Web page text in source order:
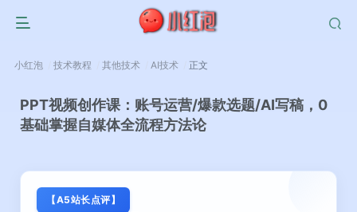
小红泡 技术教程 其他技术 AI技术 正文
PPT视频创作课：账号运营/爆款选题/AI写稿，0
基础掌握自媒体全流程方法论
【A5站长点评】